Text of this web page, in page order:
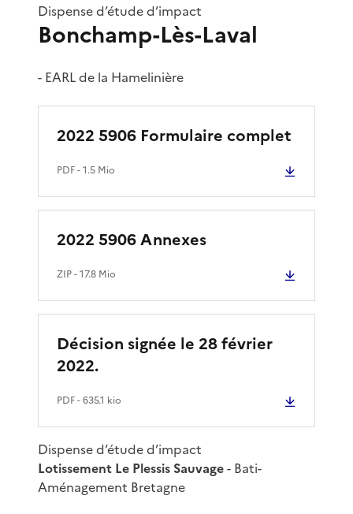
Dispense d’étude d’impact
Bonchamp-Lès-Laval
- EARL de la Hamelinière
2022 5906 Formulaire complet
PDF- 1.5 Mio
2022 5906 Annexes
ZIP- 17.8 Mio
Décision signée le 28 février
2022.
PDF- 635.1 kio
Dispense d’étude d’impact
Lotissement Le Plessis Sauvage- Bati-
Aménagement Bretagne